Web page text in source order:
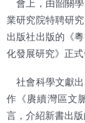
會上，由韶關學
業研究院特聘研
出版社出版的《
化發展研究》正式
社會科學文獻出
作《賡續灣區文
言，介紹新書出版